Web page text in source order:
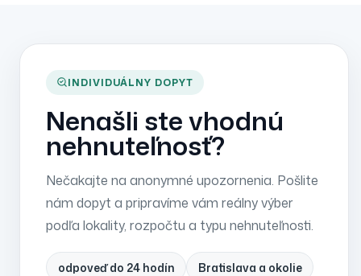
INDIVIDUÁLNY DOPYT
Nenašli ste vhodnú
nehnuteľnosť?
Nečakajte na anonymné upozornenia. Pošlite
nám dopyt a pripravíme vám reálny výber
podľa lokality, rozpočtu a typu nehnuteľnosti.
odpoveď do 24 hodín Bratislava a okolie